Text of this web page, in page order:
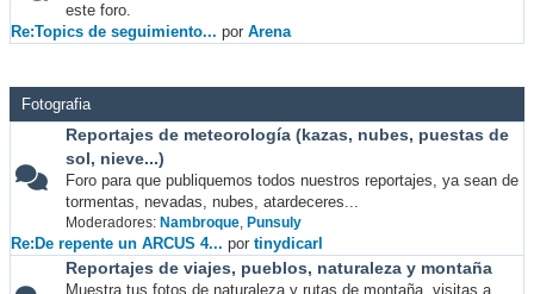
este foro.
Re:Topics de seguimiento... por Arena
Fotografia
Reportajes de meteorología (kazas, nubes, puestas de
sol, nieve...)
Foro para que publiquemos todos nuestros reportajes, ya sean de
tormentas, nevadas, nubes, atardeceres...
Moderadores: Nambroque, Punsuly
Re:De repente un ARCUS 4... por tinydicarl
Reportajes de viajes, pueblos, naturaleza y montaña
Muestra tus fotos de naturaleza y rutas de montaña, visitas a